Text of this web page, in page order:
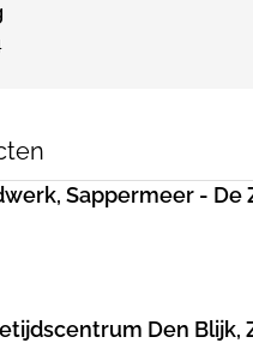
Sappermeer - De
Den Blijk,